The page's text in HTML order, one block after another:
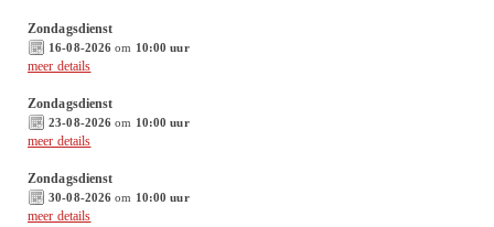
Zondagsdienst
16-08-2026 om 10:00 uur
meer details
Zondagsdienst
23-08-2026 om 10:00 uur
meer details
Zondagsdienst
30-08-2026 om 10:00 uur
meer details